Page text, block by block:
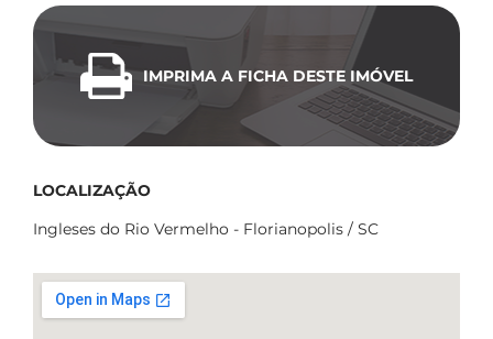
IMPRIMA A FICHA DESTE IMÓVEL
LOCALIZAÇÃO
Ingleses do Rio Vermelho - Florianopolis / SC